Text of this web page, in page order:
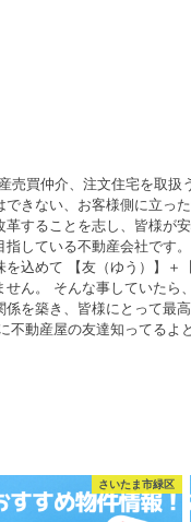
売買仲介、注文住宅を取扱
きない、お客様側に立っ
することを志し、皆様が
している不動産会社です
込めて 【友（ゆう）】＋
ん。 そんな事していたら
を築き、皆様にとって最
不動産屋の友達知ってるよ
さいたま市緑区